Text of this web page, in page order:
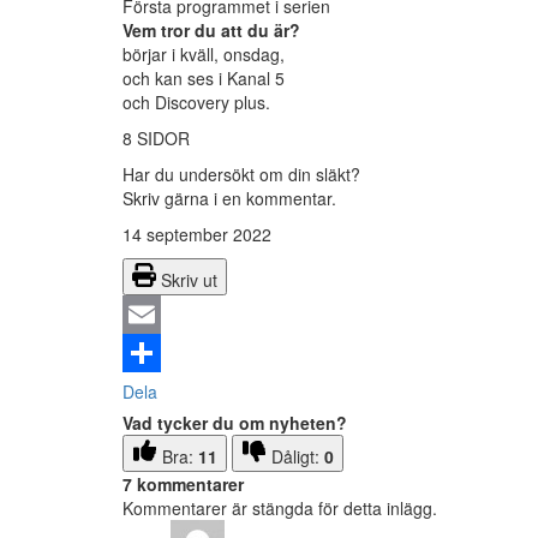
Första programmet i serien
Vem tror du att du är?
börjar i kväll, onsdag,
och kan ses i Kanal 5
och Discovery plus.
8 SIDOR
Har du undersökt om din släkt?
Skriv gärna i en kommentar.
14 september 2022
Skriv ut
Email
Dela
Vad tycker du om nyheten?
Bra: 11 Dåligt: 0
7 kommentarer
Kommentarer är stängda för detta inlägg.